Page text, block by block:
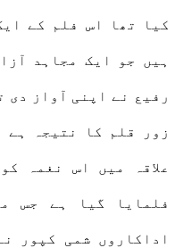
کیا تھا اس فلم کے
ہیں جو ایک مجاہد
رفیع نے اپنی آواز دی
زور قلم کا نتیجہ ہے
علاقہ میں اس نغمہ
فلمایا گیا ہے جس
اداکاروں شمی کپور